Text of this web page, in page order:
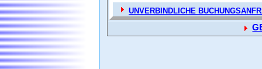
UNVERBINDLICHE